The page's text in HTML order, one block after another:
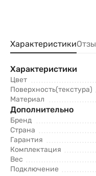
Характеристики
Характеристики
Цвет
Поверхность(текстура)
Материал
Дополнительно
Бренд
Страна
Гарантия
Комплектация
Вес
Подключение